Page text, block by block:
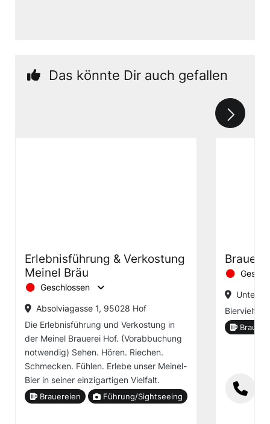
Das könnte Dir auch gefallen
Erlebnisführung & Verkostung
Meinel Bräu
Geschlossen
Absolviagasse 1, 95028 Hof
Die Erlebnisführung und Verkostung in
der Meinel Brauerei Hof. (Vorabbuchung
notwendig) Sehen. Hören. Riechen.
Schmecken. Fühlen. Erlebe unser Meinel-
Bier in seiner einzigartigen Vielfalt.
Brauereien Führung/Sightseeing
Biervielfalt